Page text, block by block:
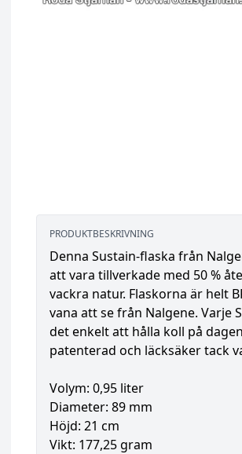
PRODUKTBESKRIVNING
Denna Sustain-flaska från
att vara tillverkade med 50 %
vackra natur. Flaskorna är helt
vana att se från Nalgene.
det enkelt att hålla koll på
patenterad och läcksäker tack
Volym: 0,95 liter
Diameter: 89 mm
Höjd: 21 cm
Vikt: 177,25 gram